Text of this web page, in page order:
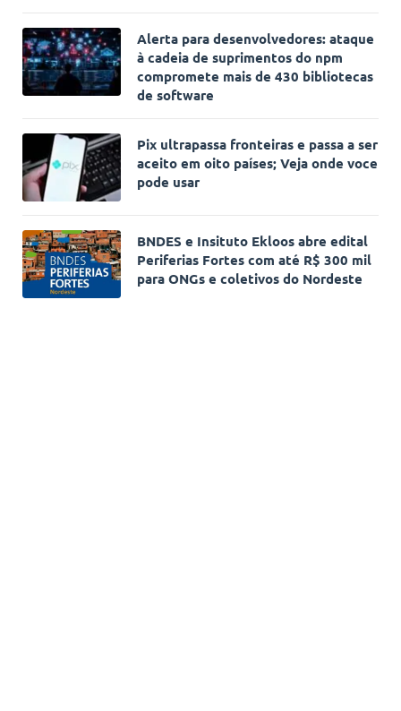
Alerta para desenvolvedores: ataque
à cadeia de suprimentos do npm
compromete mais de 430 bibliotecas
de software
Pix ultrapassa fronteiras e passa a ser
aceito em oito países; Veja onde voce
pode usar
BNDES e Insituto Ekloos abre edital
Periferias Fortes com até R$ 300 mil
para ONGs e coletivos do Nordeste